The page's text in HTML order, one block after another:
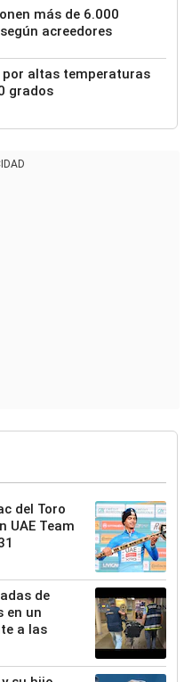
más de 6.000
acreedores
por altas temperaturas
grados
del Toro
UAE Team
de
en un
a las